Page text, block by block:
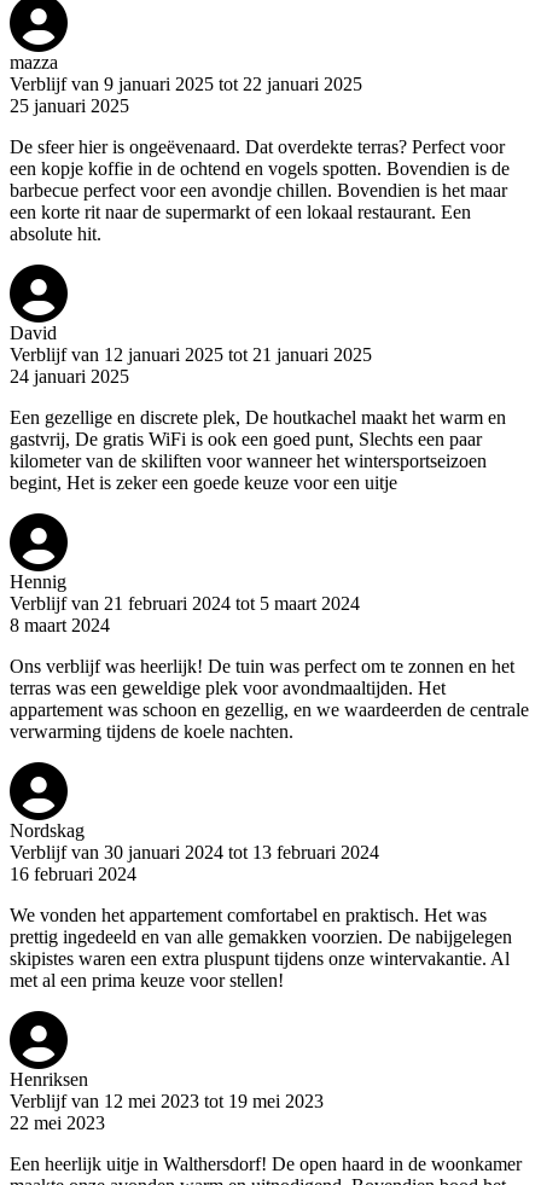
mazza
Verblijf van 9 januari 2025 tot 22 januari 2025
25 januari 2025
De sfeer hier is ongeëvenaard. Dat overdekte terras? Perfect voor
een kopje koffie in de ochtend en vogels spotten. Bovendien is de
barbecue perfect voor een avondje chillen. Bovendien is het maar
een korte rit naar de supermarkt of een lokaal restaurant. Een
absolute hit.
David
Verblijf van 12 januari 2025 tot 21 januari 2025
24 januari 2025
Een gezellige en discrete plek, De houtkachel maakt het warm en
gastvrij, De gratis WiFi is ook een goed punt, Slechts een paar
kilometer van de skiliften voor wanneer het wintersportseizoen
begint, Het is zeker een goede keuze voor een uitje
Hennig
Verblijf van 21 februari 2024 tot 5 maart 2024
8 maart 2024
Ons verblijf was heerlijk! De tuin was perfect om te zonnen en het
terras was een geweldige plek voor avondmaaltijden. Het
appartement was schoon en gezellig, en we waardeerden de centrale
verwarming tijdens de koele nachten.
Nordskag
Verblijf van 30 januari 2024 tot 13 februari 2024
16 februari 2024
We vonden het appartement comfortabel en praktisch. Het was
prettig ingedeeld en van alle gemakken voorzien. De nabijgelegen
skipistes waren een extra pluspunt tijdens onze wintervakantie. Al
met al een prima keuze voor stellen!
Henriksen
Verblijf van 12 mei 2023 tot 19 mei 2023
22 mei 2023
Een heerlijk uitje in Walthersdorf! De open haard in de woonkamer